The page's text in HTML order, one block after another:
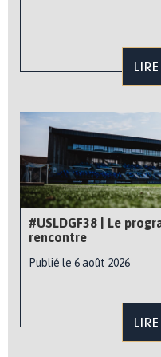
#USLDGF38 | Le
rencontre
Publié le 6 août 2026